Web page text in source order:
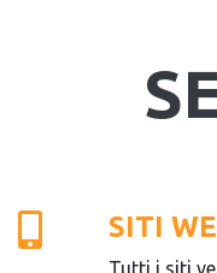
SITI
Tutti i siti